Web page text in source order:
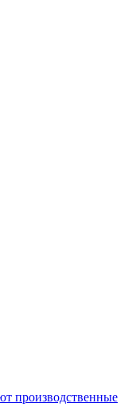
производственные